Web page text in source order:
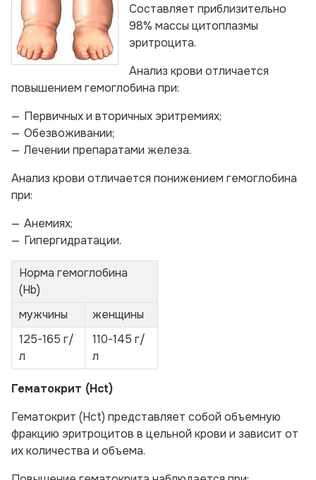
Составляет приблизительно
98% массы цитоплазмы
эритроцита.
Анализ крови отличается
повышением гемоглобина при:
Первичных и вторичных эритремиях;
Обезвоживании;
Лечении препаратами железа.
Анализ крови отличается понижением гемоглобина
при:
Анемиях;
Гипергидратации.
Норма гемоглобина
(Hb)
мужчины
женщины
125-165 г/
л
110-145 г/
л
Гематокрит (Hct)
Гематокрит (Hct) представляет собой объемную
фракцию эритроцитов в цельной крови и зависит от
их количества и объема.